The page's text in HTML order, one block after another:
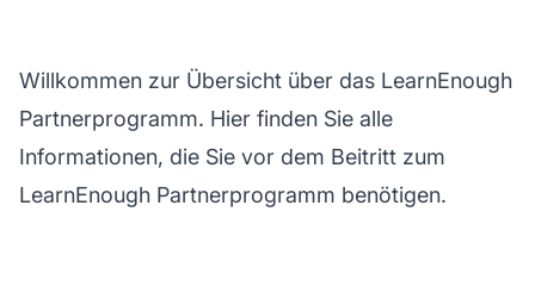
Willkommen zur Übersicht über das LearnEnough
Partnerprogramm. Hier finden Sie alle
Informationen, die Sie vor dem Beitritt zum
LearnEnough Partnerprogramm benötigen.